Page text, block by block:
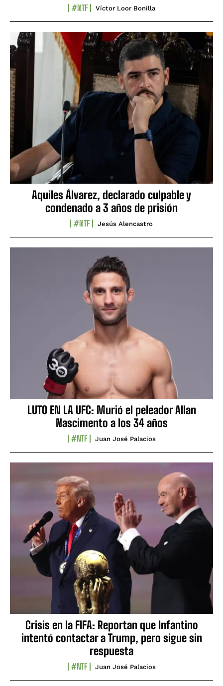
#NTF Víctor Loor Bonilla
Aquiles Álvarez, declarado culpable y
condenado a 3 años de prisión
#NTF Jesús Alencastro
LUTO EN LA UFC: Murió el peleador Allan
Nascimento a los 34 años
#NTF Juan José Palacios
Crisis en la FIFA: Reportan que Infantino
intentó contactar a Trump, pero sigue sin
respuesta
#NTF Juan José Palacios